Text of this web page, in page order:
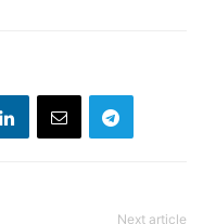
Next article